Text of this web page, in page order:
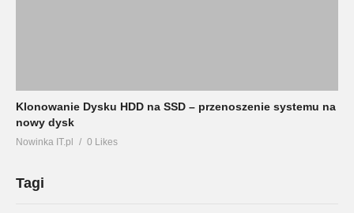
Klonowanie Dysku HDD na SSD – przenoszenie systemu na
nowy dysk
Nowinka IT.pl 0 Likes
Tagi